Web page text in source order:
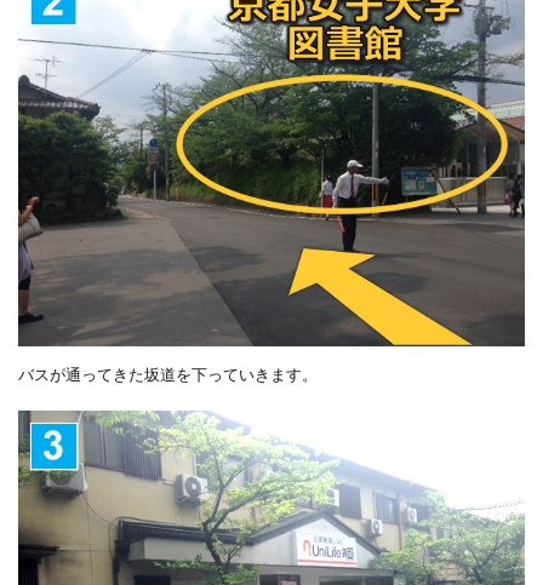
バスが通ってきた坂道を下っていきます。